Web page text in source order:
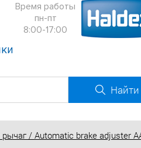
Время работы
пн-пт
8:00-17:00
Найти
/ Automatic brake adjuster